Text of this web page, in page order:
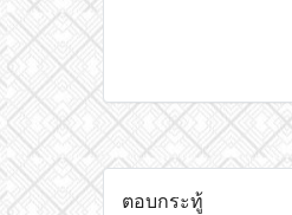
ตอบกระทู้